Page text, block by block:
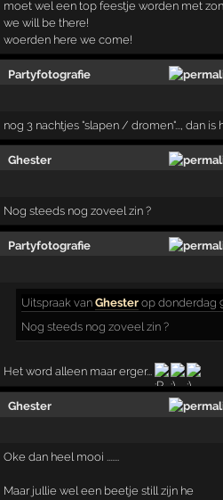
moet wel een top feestje worden met
we will be there!
woerden here we come!
Partyfotografie
nog 3 nachtjes "slapen / dromen"..., dan is
Ghester
Nog steeds nog zoveel zin ?
Partyfotografie
Uitspraak vanGhester op donderdag
Nog steeds nog zoveel zin ?
Het word alleen maar erger...
Ghester
Oke dan heel mooi .......
Maar jullie wel een beetje still zijn he